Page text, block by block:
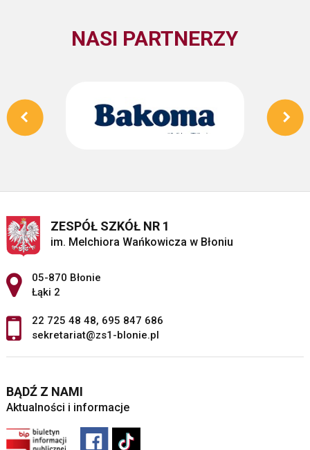
NASI PARTNERZY
ZESPÓŁ SZKÓŁ NR 1
im. Melchiora Wańkowicza w Błoniu
Adres pocztowy:
05-870 Błonie
Łąki 2
22 725 48 48, 695 847 686
sekretariat@zs1-blonie.pl
BĄDŹ Z NAMI
Aktualności i informacje